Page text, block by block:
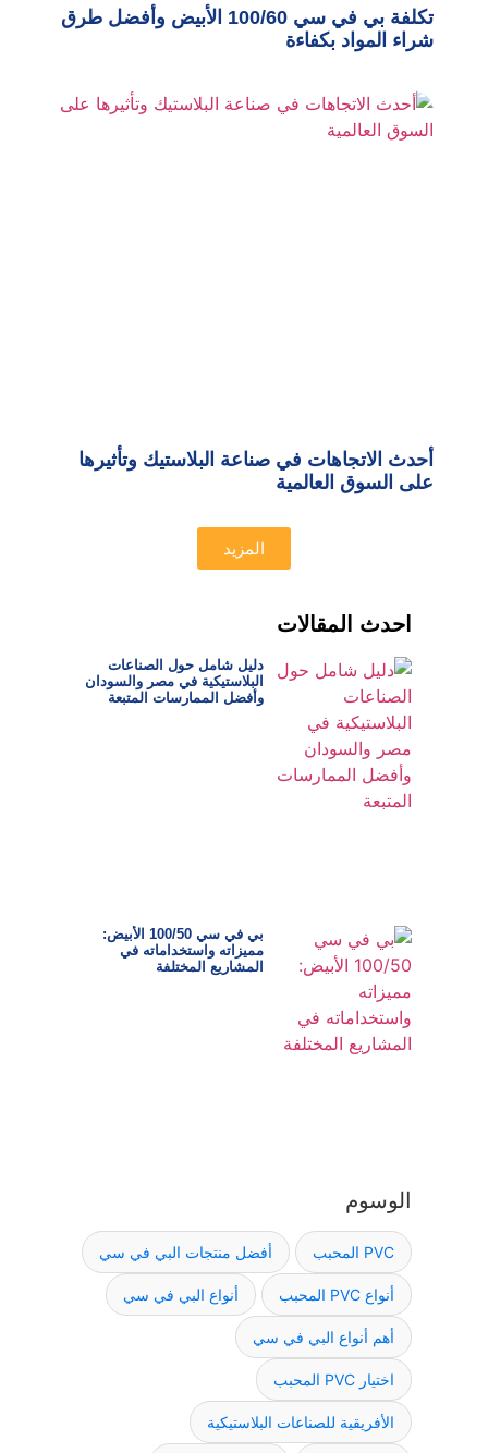
تكلفة بي في سي 100/60 الأبيض وأفضل طرق
شراء المواد بكفاءة
أحدث الاتجاهات في صناعة البلاستيك وتأثيرها
على السوق العالمية
المزيد
احدث المقالات
دليل شامل حول الصناعات
البلاستيكية في مصر والسودان
وأفضل الممارسات المتبعة
بي في سي 100/50 الأبيض:
مميزاته واستخداماته في
المشاريع المختلفة
الوسوم
PVC المحبب أفضل منتجات البي في سي
أنواع PVC المحبب أنواع البي في سي
أهم أنواع البي في سي
اختيار PVC المحبب
الأفريقية للصناعات البلاستيكية